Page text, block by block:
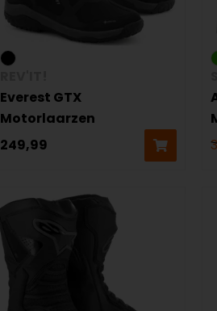
Everest GTX
Motorlaarzen
249,99